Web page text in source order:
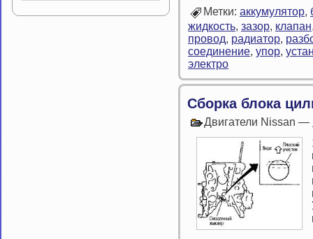
Метки: аккумулятор,
жидкость, зазор, клапан
провод, радиатор,
соединение, упор,
электро
Сборка блока
Двигатели Nissan —